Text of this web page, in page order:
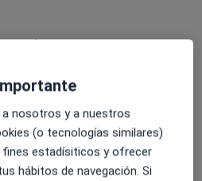
de tratamiento son
práctica.
Oral por la Universidad
por la Universidad de
tratadas
Enfermedad periodontal
más detalles
sobre la experiencia
nosotros y a nuestros
(o tecnologías similares)
estadísiticos y ofrecer
hábitos de navegación. Si